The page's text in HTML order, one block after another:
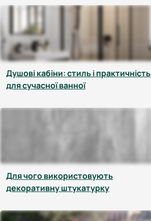
Душові кабіни: стиль і практичність
для сучасної ванної
Для чого використовують
декоративну штукатурку